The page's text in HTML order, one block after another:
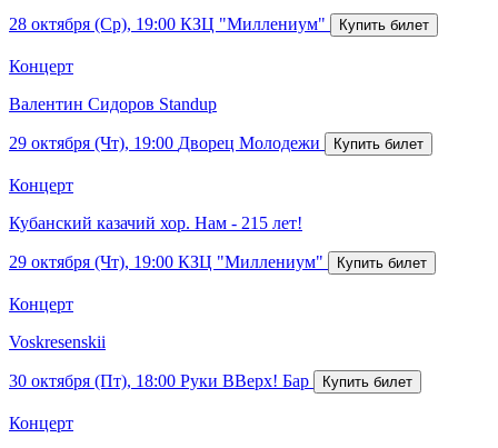
28 октября (Ср), 19:00 КЗЦ "Миллениум"
Концерт
Валентин Сидоров Standup
29 октября (Чт), 19:00 Дворец Молодежи
Концерт
Кубанский казачий хор. Нам - 215 лет!
29 октября (Чт), 19:00 КЗЦ "Миллениум"
Концерт
Voskresenskii
30 октября (Пт), 18:00 Руки ВВерх! Бар
Концерт